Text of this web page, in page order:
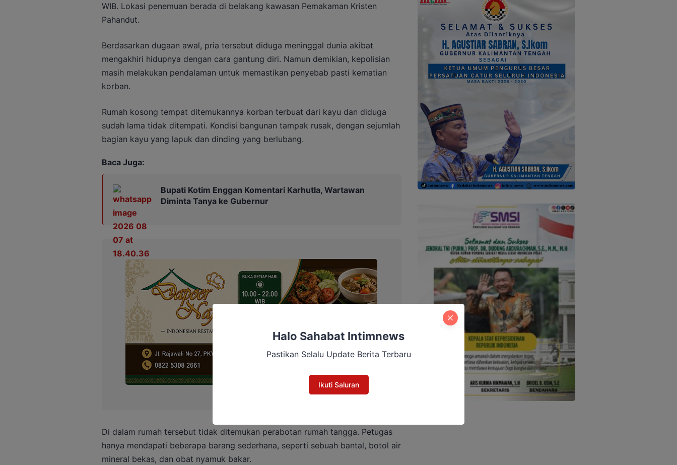
WIB. Lokasi penemuan berada di belakang kawasan Pemakaman Kristen
Pahandut.
Berdasarkan dugaan awal, pria tersebut diduga meninggal dunia akibat
mengakhiri hidupnya dengan cara gantung diri. Namun demikian, kepolisian
masih melakukan pendalaman untuk memastikan penyebab pasti kematian
korban.
Rumah kosong tempat ditemukannya korban terbuat dari kayu dan diduga
sudah lama tidak ditempati. Kondisi bangunan tampak rusak, dengan sejumlah
bagian kayu yang lapuk dan dinding yang berlubang.
Baca Juga:
Bupati Kotim Enggan Komentari Karhutla, Wartawan
Diminta Tanya ke Gubernur
Di dalam rumah tersebut tidak ditemukan perabotan rumah tangga. Petugas
hanya mendapati beberapa barang sederhana, seperti sebuah bantal, botol air
mineral bekas, dan obat nyamuk bakar.
Halo Sahabat Intimnews
Pastikan Selalu Update Berita Terbaru
Ikuti Saluran